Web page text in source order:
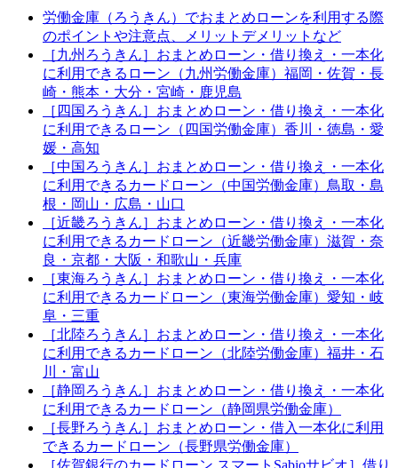
労働金庫（ろうきん）でおまとめローンを利用する際
のポイントや注意点、メリットデメリットなど
［九州ろうきん］おまとめローン・借り換え・一本化
に利用できるローン（九州労働金庫）福岡・佐賀・長
崎・熊本・大分・宮崎・鹿児島
［四国ろうきん］おまとめローン・借り換え・一本化
に利用できるローン（四国労働金庫）香川・徳島・愛
媛・高知
［中国ろうきん］おまとめローン・借り換え・一本化
に利用できるカードローン（中国労働金庫）鳥取・島
根・岡山・広島・山口
［近畿ろうきん］おまとめローン・借り換え・一本化
に利用できるカードローン（近畿労働金庫）滋賀・奈
良・京都・大阪・和歌山・兵庫
［東海ろうきん］おまとめローン・借り換え・一本化
に利用できるカードローン（東海労働金庫）愛知・岐
阜・三重
［北陸ろうきん］おまとめローン・借り換え・一本化
に利用できるカードローン（北陸労働金庫）福井・石
川・富山
［静岡ろうきん］おまとめローン・借り換え・一本化
に利用できるカードローン（静岡県労働金庫）
［長野ろうきん］おまとめローン・借入一本化に利用
できるカードローン（長野県労働金庫）
［佐賀銀行のカードローン スマートSabioサビオ］借り